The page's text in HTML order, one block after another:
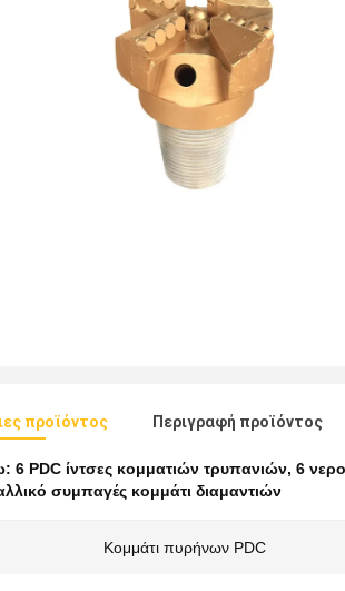
προϊόντος Περιγραφή προϊόντος
6 PDC ίντσες κομματιών τρυπανιών, 6
συμπαγές κομμάτι διαμαντιών
Κομμάτι πυρήνων PDC